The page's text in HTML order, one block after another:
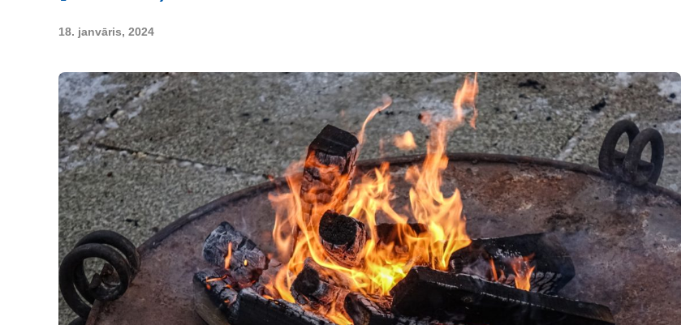
18. janvāris, 2024